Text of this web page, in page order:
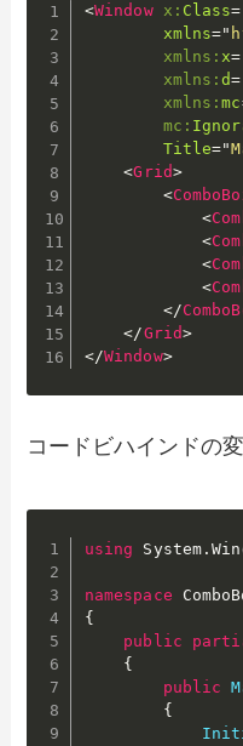
<Window x: Class=
xmlns="
xmlns:x=
xmlns:d=
xmlns:mc
mc:
Title="
<Grid>
<
<
<
<
<
</
</Grid>
</Window>
コードビハインドの
using System .
namespace
{
public
{
public
{